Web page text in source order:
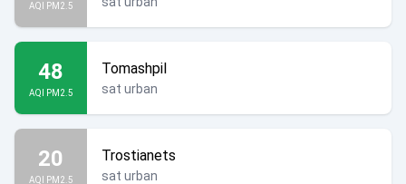
AQI PM2.5
48
AQI PM2.5
Tomashpil
sat urban
20
AQI PM2.5
Trostianets
sat urban